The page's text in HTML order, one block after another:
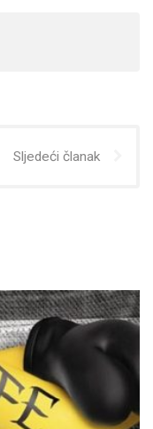
Sljedeći članak